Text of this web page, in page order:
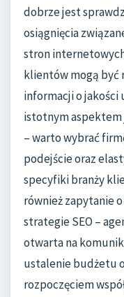
dobrze jest
osiągnięcia
stron
klientów mogą być
informacji o jakości
istotnym
– warto wybrać
podejście oraz
specyfiki branży
również zapytanie
strategie SEO –
otwarta na
ustalenie budżetu
rozpoczęciem